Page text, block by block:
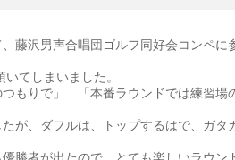
藤沢男声合唱団ゴルフ同好会コンペに
てしまいました。
つもりで」 「本番ラウンドでは練習場
が、ダフルは、トップするはで、ガタ